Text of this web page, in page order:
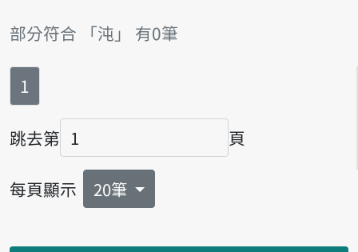
部分符合 「沌」 有0筆
第
1
跳去第
頁碼
頁
每頁顯示 20筆